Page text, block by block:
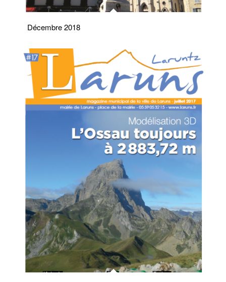
Décembre 2018